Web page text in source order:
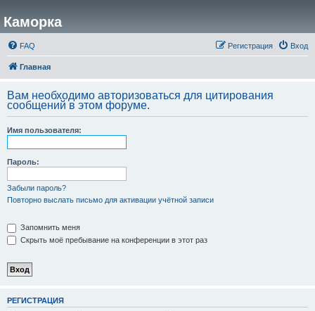
Каморка
FAQ Вход
Регистрация
Главная
Вам необходимо авторизоваться для цитирования
сообщений в этом форуме.
Имя пользователя:
Пароль:
Забыли пароль?
Повторно выслать письмо для активации учётной записи
Запомнить меня
Скрыть моё пребывание на конференции в этот раз
РЕГИСТРАЦИЯ